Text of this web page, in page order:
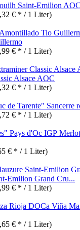
Saint-Emilion AOC
€ * / 1 Liter)
€ * / 1 Liter)
Alsace AOC
€ * / 1 Liter)
Sancerre
€ * / 1 Liter)
€ * / 1 Liter)
Emilion Grand Cru...
€ * / 1 Liter)
Viña
€ * / 1 Liter)